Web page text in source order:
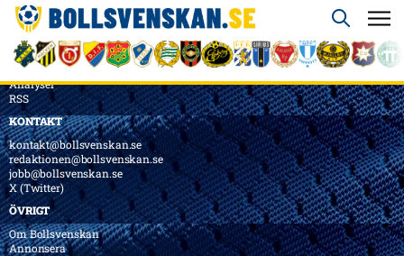
ÖVERSIKT
Nyheter & Reportage
Spelarbetyg
Analyser
RSS
KONTAKT
kontakt@bollsvenskan.se
redaktionen@bollsvenskan.se
jobb@bollsvenskan.se
X (Twitter)
ÖVRIGT
Om Bollsvenskan
Annonsera